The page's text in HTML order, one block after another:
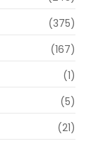
(375)
(167)
(1)
(5)
(21)